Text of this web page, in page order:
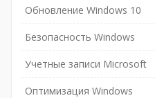
Обновление Windows 10
Безопасность Windows
Учетные записи Microsoft
Оптимизация Windows